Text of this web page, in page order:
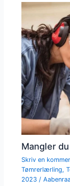
Mangler
Skriv en
Tømrerlærling,
2023/